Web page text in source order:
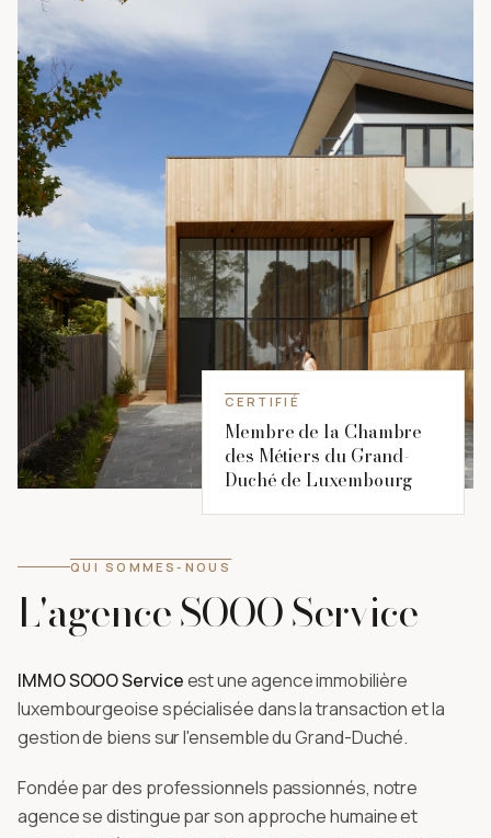
CERTIFIÉ
Membre de la Chambre
des Métiers du Grand-
Duché de Luxembourg
QUI SOMMES-NOUS
L'agence SOOO Service
IMMO SOOO Serviceest une agence immobilière
luxembourgeoise spécialisée dans la transaction et la
gestion de biens sur l'ensemble du Grand-Duché.
Fondée par des professionnels passionnés, notre
agence se distingue par son approche humaine et